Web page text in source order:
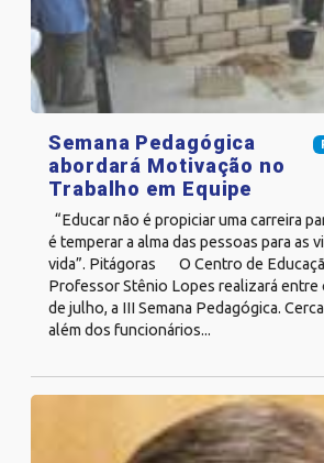
Semana Pedagógica
abordará Motivação no
Trabalho em Equipe
“Educar não é propiciar uma carreira
é temperar a alma das pessoas para as
vida”. Pitágoras O Centro de
Professor Stênio Lopes realizará entre
de julho, a III Semana Pedagógica.
além dos funcionários...